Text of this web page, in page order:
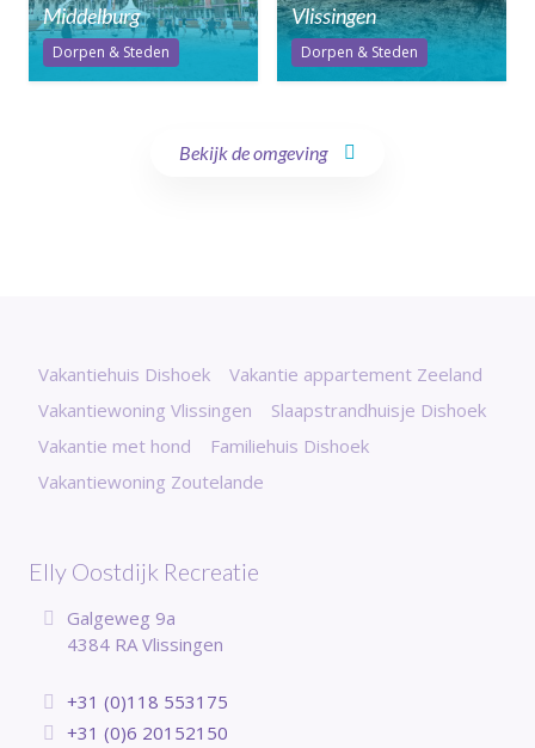
Middelburg
Dorpen & Steden
Vlissingen
Dorpen & Steden
Bekijk de omgeving
Vakantiehuis Dishoek
Vakantie appartement Zeeland
Vakantiewoning Vlissingen
Slaapstrandhuisje Dishoek
Vakantie met hond
Familiehuis Dishoek
Vakantiewoning Zoutelande
Elly Oostdijk Recreatie
Galgeweg 9a
4384 RA Vlissingen
+31 (0)118 553175
+31 (0)6 20152150